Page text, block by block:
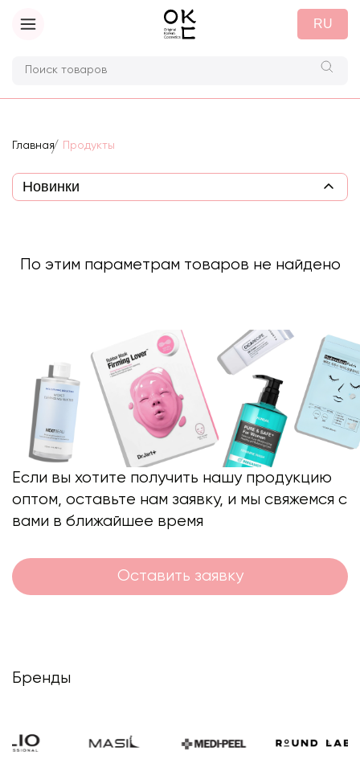
RU
Главная Продукты
По этим параметрам товаров не найдено
Если вы хотите получить нашу продукцию
оптом, оставьте нам заявку, и мы свяжемся с
вами в ближайшее время
Оставить заявку
Бренды